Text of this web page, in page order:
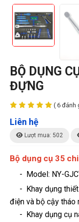
BỘ DỤNG
ĐỰNG
( 6 đánh
Liên hệ
Lượt mua: 502
Bộ dụng cụ 35
- Model: NY-
- Khay dụng thiết
điện và bộ cậy tháo
- Khay dụng cụ